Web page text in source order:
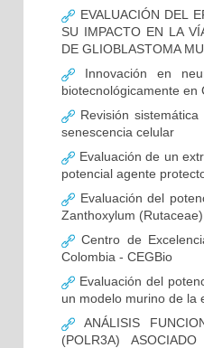
EVALUACIÓN DEL
SU IMPACTO EN LA
DE GLIOBLASTOMA
Innovación en
biotecnológicamente en
Revisión
senescencia celular
Evaluación de un
potencial agente
Evaluación del
Zanthoxylum
Centro de
Colombia - CEGBio
Evaluación del
un modelo murino de la
ANÁLISIS
(POLR3A)